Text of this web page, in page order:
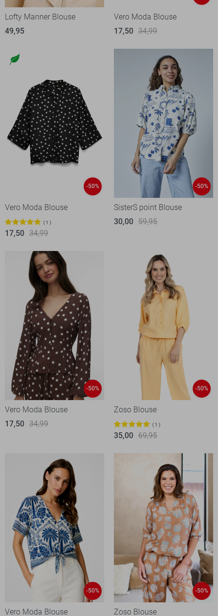
Lofty Manner Blouse
49,95
Vero Moda Blouse
17,50 34,99
-50%
Vero Moda Blouse
1
17,50 34,99
-50%
SisterS point Blouse
30,00 59,95
-50%
Vero Moda Blouse
17,50 34,99
-50%
Zoso Blouse
1
35,00 69,95
-50%
Vero Moda Blouse
-50%
Zoso Blouse